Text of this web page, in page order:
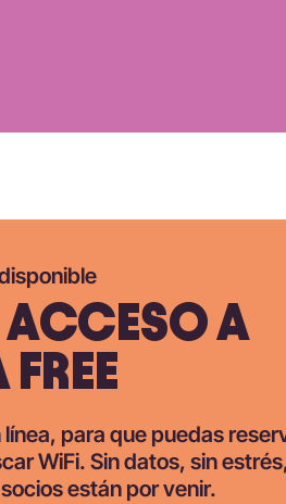
A
para que puedas
WiFi. Sin datos, sin
están por venir.